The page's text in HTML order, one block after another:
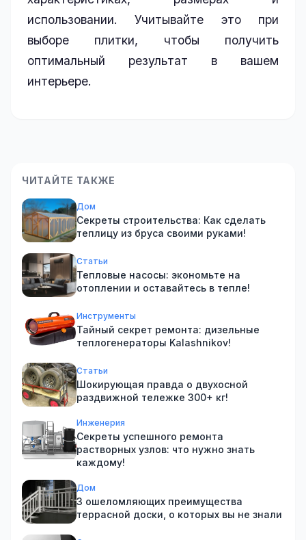
ЧИТАЙТЕ ТАКЖЕ
Дом
Секреты строительства: Как сделать
теплицу из бруса своими руками!
Статьи
Тепловые насосы: экономьте на
отоплении и оставайтесь в тепле!
Инструменты
Тайный секрет ремонта: дизельные
теплогенераторы Kalashnikov!
Статьи
Шокирующая правда о двухосной
раздвижной тележке 300+ кг!
Инженерия
Секреты успешного ремонта
растворных узлов: что нужно знать
каждому!
Дом
3 ошеломляющих преимущества
террасной доски, о которых вы не знали
использовании. Учитывайте это при
выборе плитки, чтобы получить
оптимальный результат в вашем
интерьере.